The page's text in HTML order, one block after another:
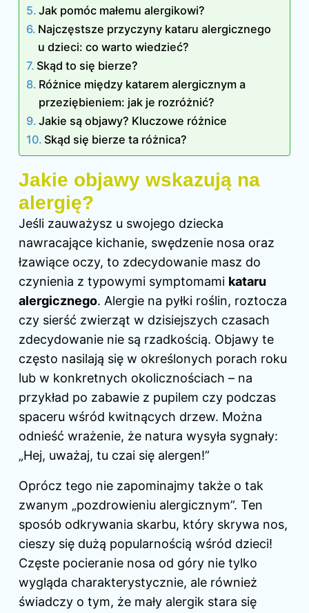
Jak pomóc małemu alergikowi?
Najczęstsze przyczyny kataru alergicznego
u dzieci: co warto wiedzieć?
Skąd to się bierze?
Różnice między katarem alergicznym a
przeziębieniem: jak je rozróżnić?
Jakie są objawy? Kluczowe różnice
Skąd się bierze ta różnica?
Jakie objawy wskazują na
alergię?
Jeśli zauważysz u swojego dziecka
nawracające kichanie, swędzenie nosa oraz
łzawiące oczy, to zdecydowanie masz do
czynienia z typowymi symptomami kataru
alergicznego. Alergie na pyłki roślin, roztocza
czy sierść zwierząt w dzisiejszych czasach
zdecydowanie nie są rzadkością. Objawy te
często nasilają się w określonych porach roku
lub w konkretnych okolicznościach – na
przykład po zabawie z pupilem czy podczas
spaceru wśród kwitnących drzew. Można
odnieść wrażenie, że natura wysyła sygnały:
„Hej, uważaj, tu czai się alergen!”
Oprócz tego nie zapominajmy także o tak
zwanym „pozdrowieniu alergicznym”. Ten
sposób odkrywania skarbu, który skrywa nos,
cieszy się dużą popularnością wśród dzieci!
Częste pocieranie nosa od góry nie tylko
wygląda charakterystycznie, ale również
świadczy o tym, że mały alergik stara się